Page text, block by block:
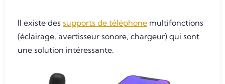
Il existe des supports de téléphone multifonctions
(éclairage, avertisseur sonore, chargeur) qui sont
une solution intéressante.